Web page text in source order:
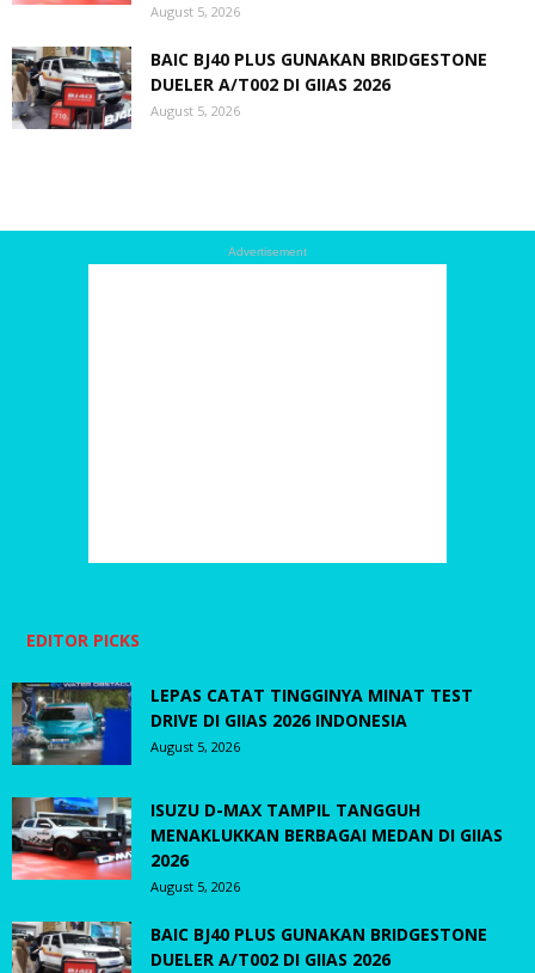
August 5, 2026
BAIC BJ40 PLUS GUNAKAN BRIDGESTONE
DUELER A/T002 DI GIIAS 2026
August 5, 2026
Advertisement
EDITOR PICKS
LEPAS CATAT TINGGINYA MINAT TEST
DRIVE DI GIIAS 2026 INDONESIA
August 5, 2026
ISUZU D-MAX TAMPIL TANGGUH
MENAKLUKKAN BERBAGAI MEDAN DI GIIAS
2026
August 5, 2026
BAIC BJ40 PLUS GUNAKAN BRIDGESTONE
DUELER A/T002 DI GIIAS 2026